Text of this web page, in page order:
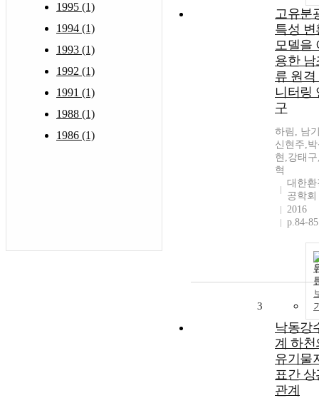
1995 (1)
1994 (1)
1993 (1)
1992 (1)
1991 (1)
1988 (1)
1986 (1)
고유분
특성 변
모델을
용한 남
류 원격
니터링
구
하림, 남
신현주,
현,강태
혁
대한환
공학회
2016
p.84-85
3
낙동강
계 하천
유기물
표간 상
관계